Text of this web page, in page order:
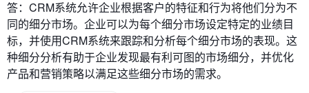
答：CRM系统允许企业根据客户的特征和行为将他们分为不
同的细分市场。企业可以为每个细分市场设定特定的业绩目
标，并使用CRM系统来跟踪和分析每个细分市场的表现。这
种细分分析有助于企业发现最有利可图的市场细分，并优化
产品和营销策略以满足这些细分市场的需求。